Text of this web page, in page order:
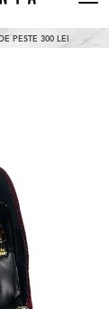
PESTE 300 LEI